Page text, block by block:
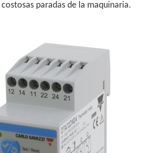
paradas de la maquinaria.